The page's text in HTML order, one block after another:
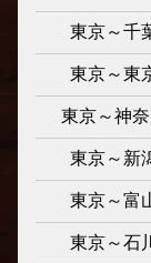
東京～千
東京～東
東京～神奈
東京～新
東京～富
東京～石川